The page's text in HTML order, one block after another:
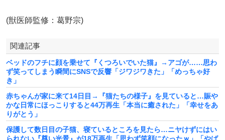
(獣医師監修：葛野宗)
関連記事
ベッドのフチに顔を乗せて『くつろいでいた猫』→アゴが……思わ
ず笑ってしまう瞬間にSNSで反響「ジワジワきた」「めっちゃ好
き」
赤ちゃんが家に来て14日目→『猫たちの様子』を見ていると…賑や
かな日常にほっこりすると44万再生「本当に癒された」「幸せをあ
りがとう」
保護して数日目の子猫、寝ているところを見たら…ニヤけずにはい